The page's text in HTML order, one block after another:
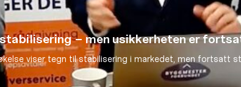
– men usikkerheten er
viser tegn til stabilisering i markedet, men fortsatt